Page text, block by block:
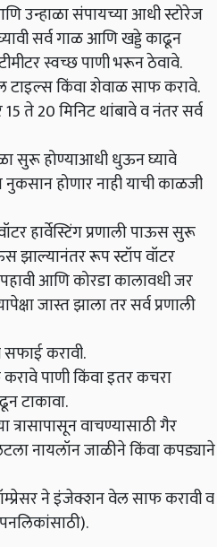
उन्हाळासंपायच्याआधीस्टोरेज
सर्वगाळआणिखड्डेकाढून
स्वच्छपाणीभरूनठेवावे.
टाइल्सकिंवाशेवाळसाफकरावे.
15ते20मिनिटथांबावेवनंतरसर्व
सुरूहोण्याआधीधुऊनघ्यावे
नुकसानहोणारनाहीयाचीकाळजी
हार्वेस्टिंगप्रणालीपाऊससुरू
झाल्यानंतररूपस्टॉपवॉटर
पहावीआणिकोरडाकालावधीजर
जास्तझालातरसर्वप्रणाली
सफाईकरावी.
करावेपाणीकिंवाइतरकचरा
टाकावा.
त्रासापासूनवाचण्यासाठीगैर
नायलॉनजाळीनेकिंवाकपड्याने
नेइंजेक्शनवेलसाफकरावीव
).